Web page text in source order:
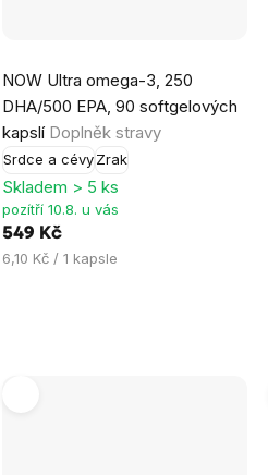
NOW Ultra omega-3, 250
DHA/500 EPA, 90 softgelových
kapslí Doplněk stravy
Srdce a cévy Zrak
hodnocení
produktu
je
5,0
z
5
hvězdiček.
Skladem > 5 ks
pozítří 10.8. u vás
549 Kč
Měrná
6,10 Kč / 1 kapsle